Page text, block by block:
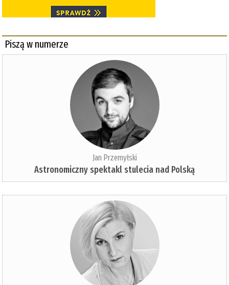
Piszą w numerze
Jan Przemyłski
Astronomiczny spektakl stulecia nad Polską